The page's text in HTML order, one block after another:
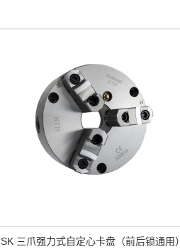
SK 三爪强力式自定心卡盘（前后锁通用）